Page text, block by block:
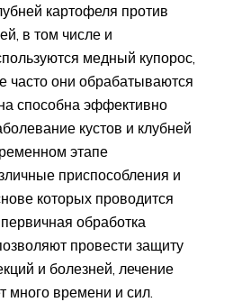
картофеля против
в том числе и
медный купорос,
часто они обрабатываются
способна эффективно
кустов и клубней
этапе
приспособления и
которых проводится
обработка
провести защиту
и болезней, лечение
много времени и сил.